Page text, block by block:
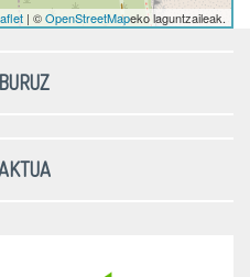
| ©OpenStreetMapeko laguntzaileak.